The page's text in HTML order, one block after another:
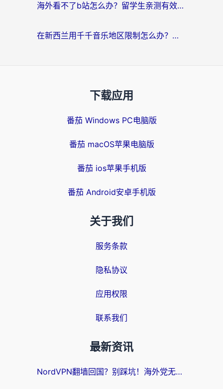
海外看不了b站怎么办？留学生亲测有效的回国加速器选择攻略，解决豆瓣音乐、美团外卖难题
在新西兰用千千音乐地区限制怎么办？海外华人必备的回国加速解决方案
下载应用
番茄 Windows PC电脑版
番茄 macOS苹果电脑版
番茄 ios苹果手机版
番茄 Android安卓手机版
关于我们
服务条款
隐私协议
应用权限
联系我们
最新资讯
NordVPN翻墙回国？别踩坑！海外党无缝访问国内资源的真实指南